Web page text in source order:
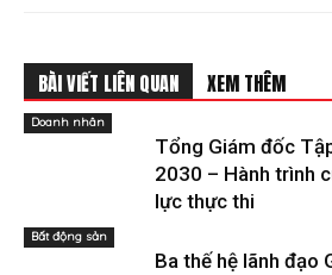
BÀI VIẾT LIÊN QUAN XEM THÊM
Doanh nhân
Tổng Giám đốc
2030 – Hành trình
lực thực thi
Bất động sản
Ba thế hệ lãnh đạo